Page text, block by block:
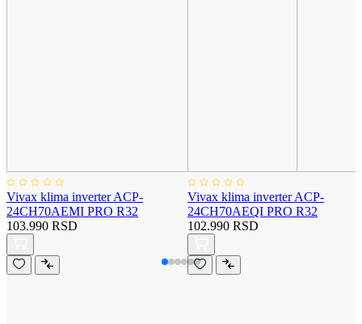
Vivax klima inverter ACP-
24CH70AEMI PRO R32
103.990 RSD
Vivax klima inverter ACP-
24CH70AEQI PRO R32
102.990 RSD